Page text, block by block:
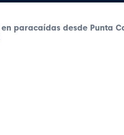
paracaídas desde Punta